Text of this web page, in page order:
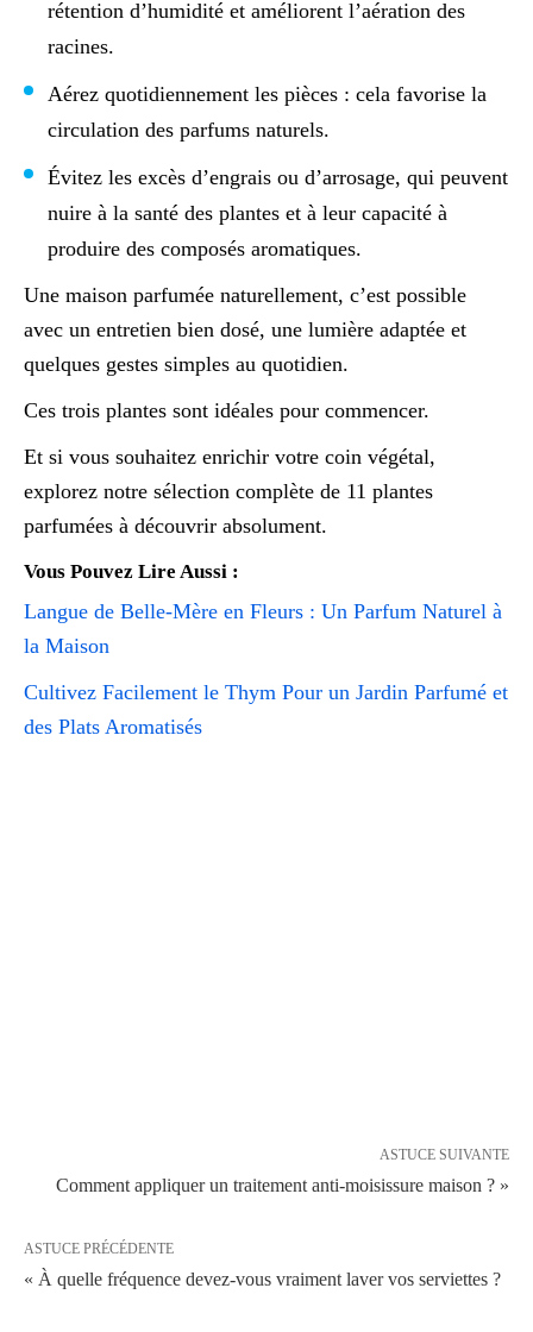
rétention d’humidité et améliorent l’aération des
racines.
Aérez quotidiennement les pièces : cela favorise la
circulation des parfums naturels.
Évitez les excès d’engrais ou d’arrosage, qui peuvent
nuire à la santé des plantes et à leur capacité à
produire des composés aromatiques.
Une maison parfumée naturellement, c’est possible
avec un entretien bien dosé, une lumière adaptée et
quelques gestes simples au quotidien.
Ces trois plantes sont idéales pour commencer.
Et si vous souhaitez enrichir votre coin végétal,
explorez notre sélection complète de 11 plantes
parfumées à découvrir absolument.
Vous Pouvez Lire Aussi :
Langue de Belle-Mère en Fleurs : Un Parfum Naturel à
la Maison
Cultivez Facilement le Thym Pour un Jardin Parfumé et
des Plats Aromatisés
ASTUCE SUIVANTE
Comment appliquer un traitement anti-moisissure maison ? »
ASTUCE PRÉCÉDENTE
« À quelle fréquence devez-vous vraiment laver vos serviettes ?